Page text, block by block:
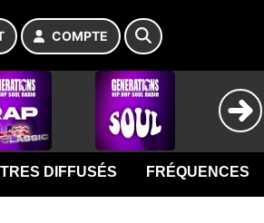
COMPTE
DIFFUSÉS FRÉQUENCES